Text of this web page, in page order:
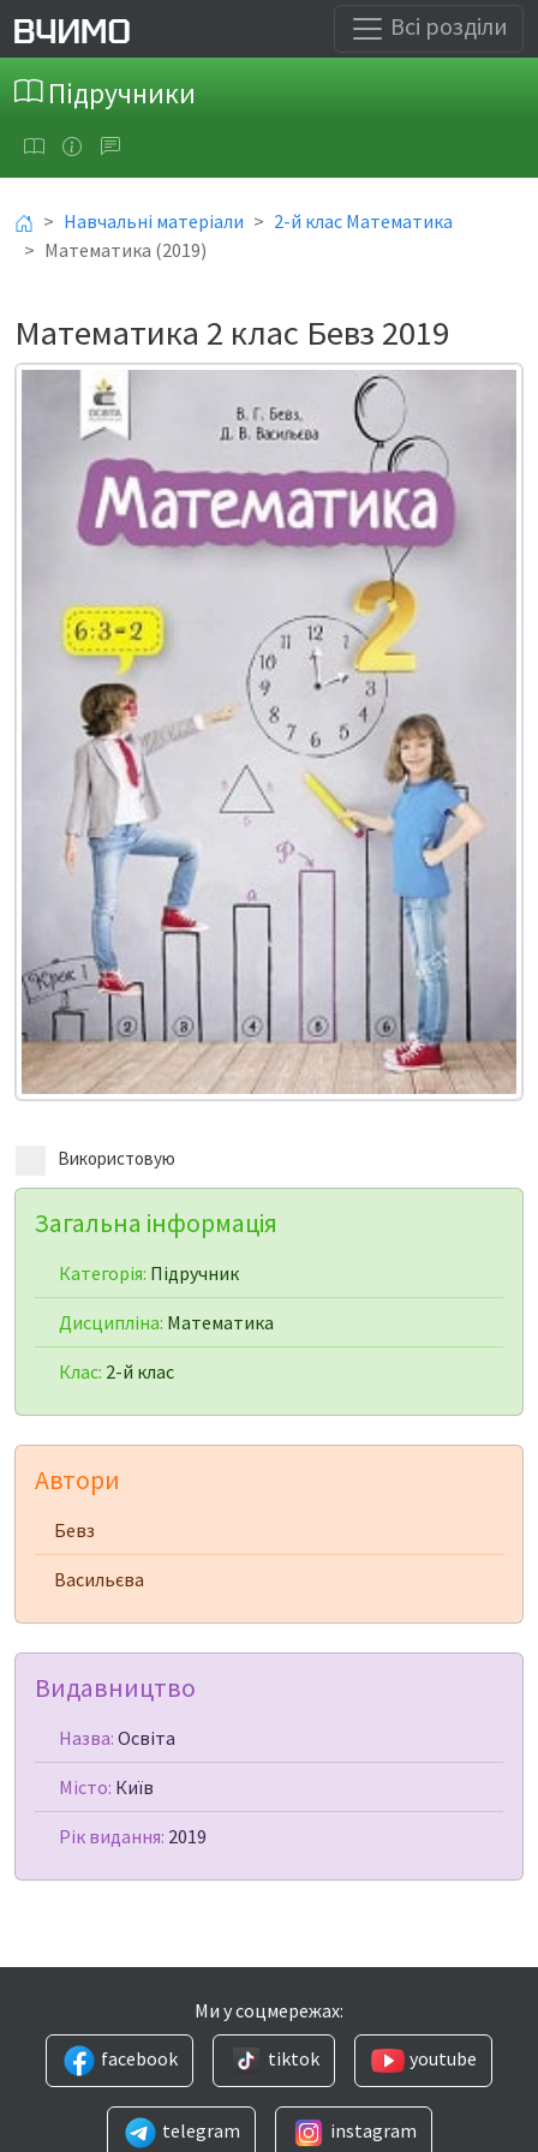
Всі розділи
Підручники
Навчальні матеріали
2-й клас Математика
Математика (2019)
Математика 2 клас Бевз 2019
Використовую
Загальна інформація
Категорія: Підручник
Дисципліна: Математика
Клас: 2-й клас
Автори
Бевз
Васильєва
Видавництво
Назва: Освіта
Місто: Київ
Рік видання: 2019
Ми у соцмережах:
facebook
tiktok youtube
telegram instagram